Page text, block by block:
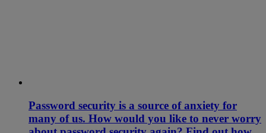
Password security is a source of anxiety for
many of us. How would you like to never worry